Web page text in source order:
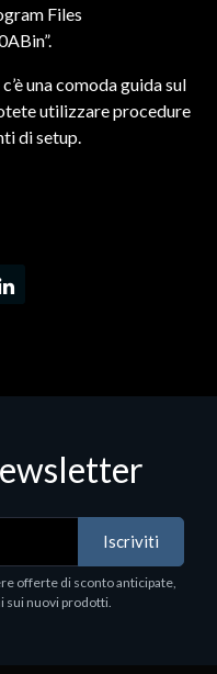
Files
c’è una comoda guida sul
utilizzare procedure
di setup.
Iscriviti
offerte di sconto anticipate,
sui nuovi prodotti.